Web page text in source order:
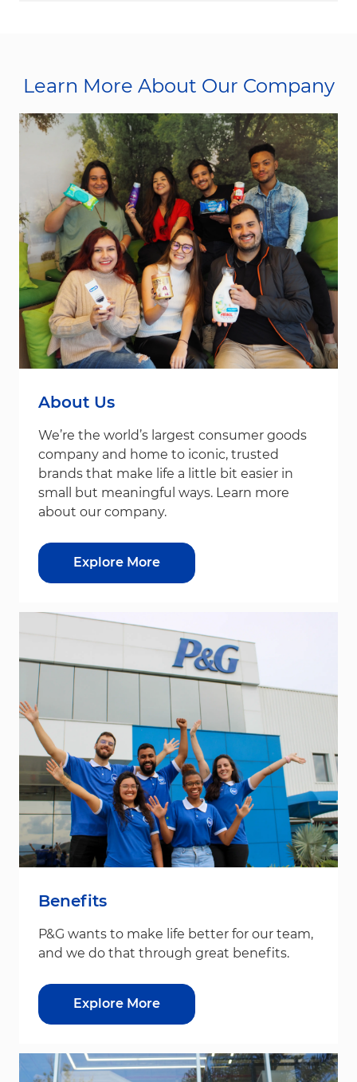
Learn More About Our Company
About Us
We’re the world’s largest consumer goods
company and home to iconic, trusted
brands that make life a little bit easier in
small but meaningful ways. Learn more
about our company.
Explore More
Benefits
P&G wants to make life better for our team,
and we do that through great benefits.
Explore More